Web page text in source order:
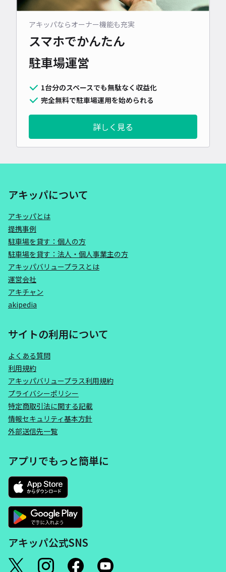
アキッパならオーナー機能も充実
スマホでかんたん
駐車場運営
1台分のスペースでも無駄なく収益化
完全無料で駐車場運用を始められる
詳しく見る
アキッパについて
アキッパとは
提携事例
駐車場を貸す：個人の方
駐車場を貸す：法人・個人事業主の方
アキッパバリュープラスとは
運営会社
アキチャン
akipedia
サイトの利用について
よくある質問
利用規約
アキッパバリュープラス利用規約
プライバシーポリシー
特定商取引法に関する記載
情報セキュリティ基本方針
外部送信先一覧
アプリでもっと簡単に
アキッパ公式SNS